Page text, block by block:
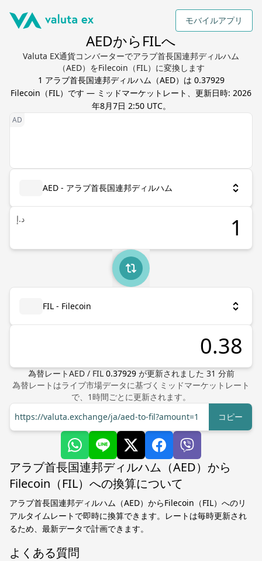
モバイルアプリ
AEDからFILへ
Valuta EX通貨コンバーターでアラブ首長国連邦ディルハム
（AED）をFilecoin（FIL）に変換します
1 アラブ首長国連邦ディルハム （AED）は 0.37929
Filecoin （FIL）です — ミッドマーケットレート、更新日時: 2026
年8月7日 2:50 UTC。
AED - アラブ首長国連邦ディルハム
د.إ
FIL - Filecoin
為替レートAED/ FIL 0.37929 が更新されました 31 分前
為替レートはライブ市場データに基づくミッドマーケットレート
で、1時間ごとに更新されます。
https://valuta.exchange/ja/aed-to-fil?amount=1
コピー
アラブ首長国連邦ディルハム（AED）から
Filecoin（FIL）への換算について
アラブ首長国連邦ディルハム（AED）からFilecoin（FIL）へのリ
アルタイムレートで即時に換算できます。レートは毎時更新され
るため、最新データで計画できます。
よくある質問